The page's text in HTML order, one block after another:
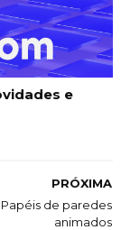
e
PRÓXIMA
Papéis de paredes
animados